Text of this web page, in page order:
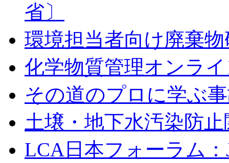
省〕
環境担当者向け廃棄
化学物質管理オンラ
その道のプロに学ぶ
土壌・地下水汚染防
LCA日本フォーラム